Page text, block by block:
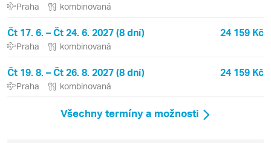
Praha kombinovaná
Čt 17. 6. – Čt 24. 6. 2027 (8 dní) 24 159 Kč
Praha kombinovaná
Čt 19. 8. – Čt 26. 8. 2027 (8 dní) 24 159 Kč
Praha kombinovaná
Všechny termíny a možnosti